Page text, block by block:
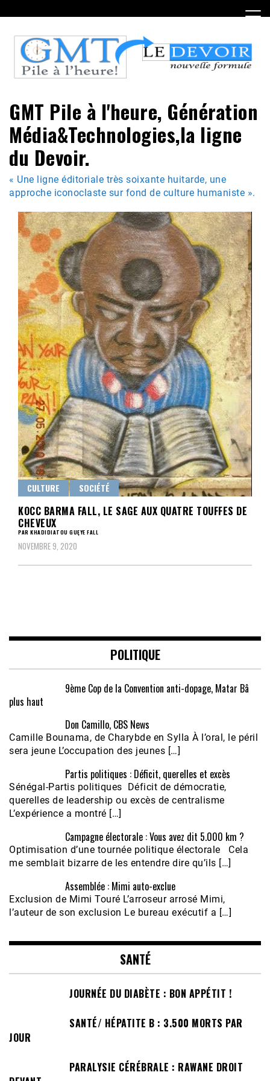
to
content
GMT Pile à l'heure, Génération
Média&Technologies,la ligne
du Devoir.
« Une ligne éditoriale très soixante huitarde, une
approche iconoclaste sur fond de culture humaniste ».
CULTURE SOCIÉTÉ
KOCC BARMA FALL, LE SAGE AUX QUATRE TOUFFES DE
CHEVEUX
PAR KHADIDIATOU GUĘYE FALL
NOVEMBRE 9, 2020
POLITIQUE
9ème Cop de la Convention anti-dopage, Matar Bâ
plus haut
Don Camillo, CBS News
Camille Bounama, de Charybde en Sylla À l’oral, le péril
sera jeune L’occupation des jeunes […]
Partis politiques : Déficit, querelles et excès
Sénégal-Partis politiques Déficit de démocratie,
querelles de leadership ou excès de centralisme
L’expérience a montré […]
Campagne électorale : Vous avez dit 5.000 km ?
Optimisation d’une tournée politique électorale Cela
me semblait bizarre de les entendre dire qu’ils […]
Assemblée : Mimi auto-exclue
Exclusion de Mimi Touré L’arroseur arrosé Mimi,
l’auteur de son exclusion Le bureau exécutif a […]
SANTÉ
JOURNÉE DU DIABÈTE : BON APPÉTIT !
SANTÉ/ HÉPATITE B : 3.500 MORTS PAR
JOUR
PARALYSIE CÉRÉBRALE : RAWANE DROIT